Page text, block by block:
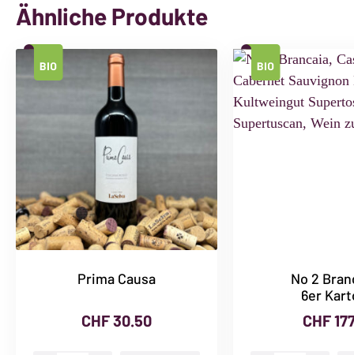
Ähnliche Produkte
Prima Causa
CHF30.50
No 2
6er
CHF